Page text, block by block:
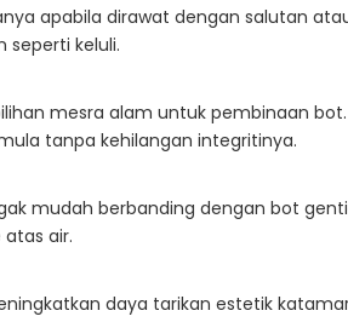
apabila dirawat dengan salutan
seperti keluli.
mesra alam untuk pembinaan
tanpa kehilangan integritinya.
mudah berbanding dengan bot
air.
daya tarikan estetik